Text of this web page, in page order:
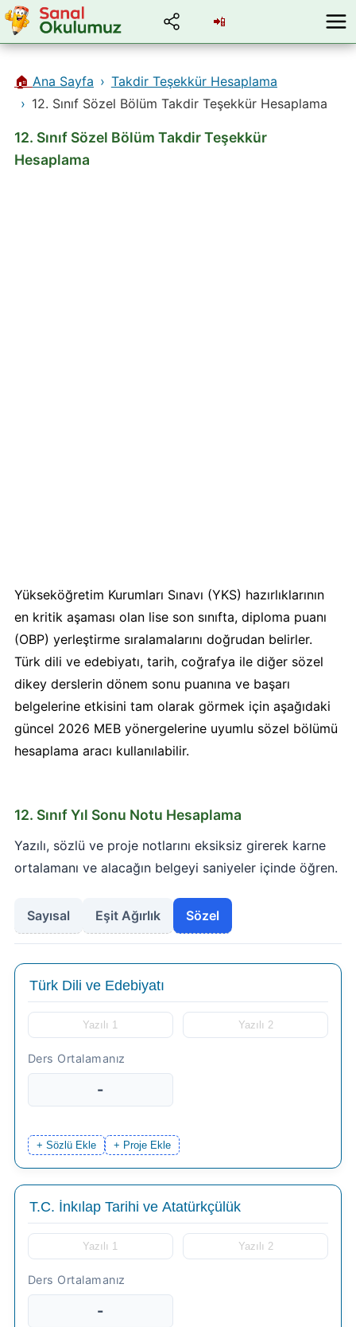
📲
🏠 Ana Sayfa
Takdir Teşekkür Hesaplama
12. Sınıf Sözel Bölüm Takdir Teşekkür Hesaplama
12. Sınıf Sözel Bölüm Takdir Teşekkür
Hesaplama
Yükseköğretim Kurumları Sınavı (YKS) hazırlıklarının
en kritik aşaması olan lise son sınıfta, diploma puanı
(OBP) yerleştirme sıralamalarını doğrudan belirler.
Türk dili ve edebiyatı, tarih, coğrafya ile diğer sözel
dikey derslerin dönem sonu puanına ve başarı
belgelerine etkisini tam olarak görmek için aşağıdaki
güncel 2026 MEB yönergelerine uyumlu sözel bölümü
hesaplama aracı kullanılabilir.
12. Sınıf Yıl Sonu Notu Hesaplama
Yazılı, sözlü ve proje notlarını eksiksiz girerek karne
ortalamanı ve alacağın belgeyi saniyeler içinde öğren.
Sayısal Eşit Ağırlık Sözel
-
+ Sözlü Ekle + Proje Ekle
-